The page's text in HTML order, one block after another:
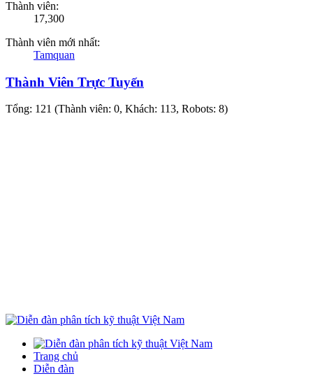
Thành viên:
17,300
Thành viên mới nhất:
Tamquan
Thành Viên Trực Tuyến
Tổng: 121 (Thành viên: 0, Khách: 113, Robots: 8)
Trang chủ
Diễn đàn